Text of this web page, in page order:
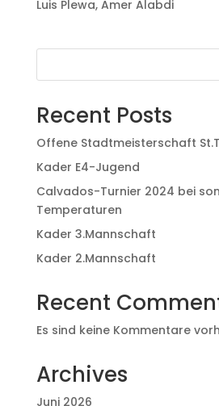
Luis Plewa, Amer Alabdi
Recent Posts
Offene Stadtmeisterschaft
Kader E4-Jugend
Calvados-Turnier 2024 bei
Temperaturen
Kader 3.Mannschaft
Kader 2.Mannschaft
Recent
Es sind keine Kommentare
Archives
Juni 2026